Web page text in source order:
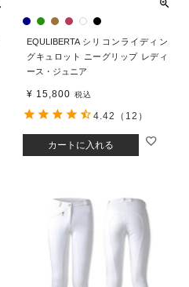
EQULIBERTA シリコンライディン
グキュロット ニーグリップ レディ
ース・ジュニア
¥ 15,800 税込
カートに入れる
4.42 （12）